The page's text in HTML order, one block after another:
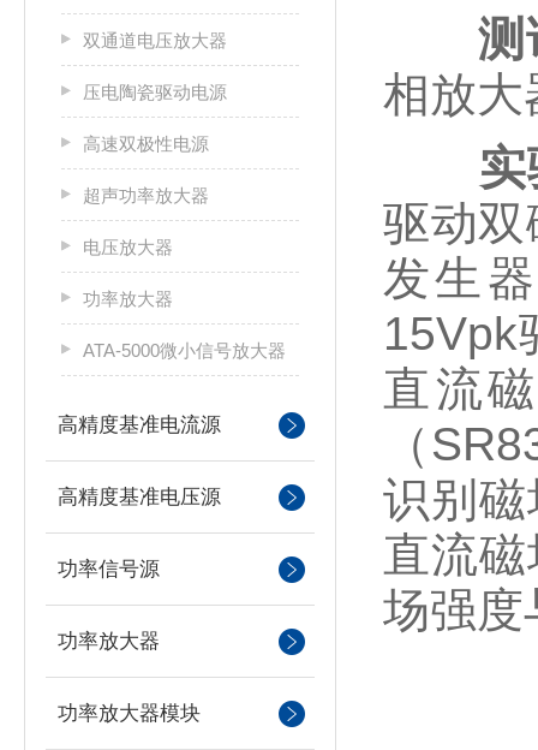
双通道电压放大器
压电陶瓷驱动电源
高速双极性电源
超声功率放大器
电压放大器
功率放大器
ATA-5000微小信号放大器
高精度基准电流源
高精度基准电压源
功率信号源
功率放大器
功率放大器模块
测
相放大
驱动
发生
15Vpk
直流
（
识别
直流
场强度